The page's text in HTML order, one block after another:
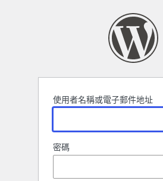
使用者名稱或電子郵件地址
密碼